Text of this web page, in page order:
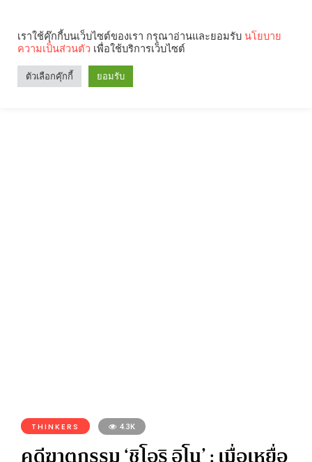
THINKERS 4.3K
เราใช้คุ๊กกี้บนเว็บไซต์ของเรา กรุณาอ่านและยอมรับ นโยบาย
ความเป็นส่วนตัว เพื่อใช้บริการเว็บไซต์
ตัวเลือกคุ๊กกี้ ยอมรับ